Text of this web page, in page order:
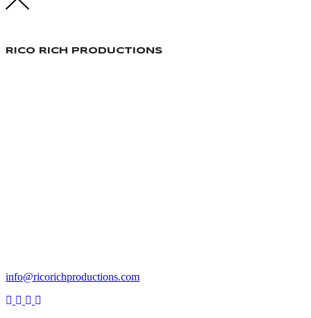
RICO RICH PRODUCTIONS
info@ricorichproductions.com